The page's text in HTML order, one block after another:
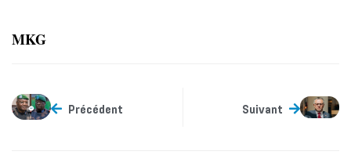
MKG
Précédent Suivant